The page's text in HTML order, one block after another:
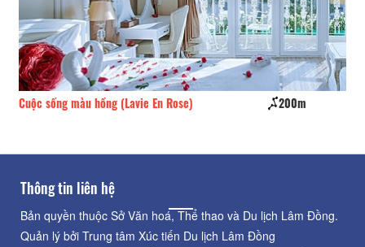
Cuộc sống màu hồng (Lavie En Rose) 200m
Thông tin liên hệ
Bản quyền thuộc Sở Văn hoá, Thể thao và Du lịch Lâm Đồng.
Quản lý bởi Trung tâm Xúc tiến Du lịch Lâm Đồng